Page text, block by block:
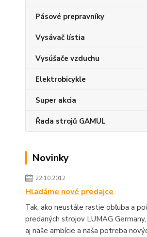
Pásové prepravníky
Vysávač lístia
Vysúšače vzduchu
Elektrobicykle
Super akcia
Řada strojů GAMUL
Novinky
22.10.2012
Hladáme nové predajce
Tak, ako neustále rastie obľuba a
predaných strojov LUMAG
aj naše ambície a naša potreba